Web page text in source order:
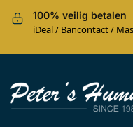
100% veilig betalen
iDeal / Bancontact /